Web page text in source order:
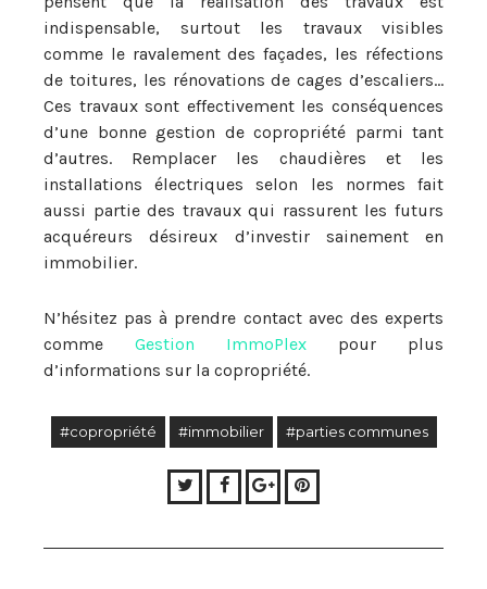
indispensable, surtout les travaux visibles
comme le ravalement des façades, les réfections
de toitures, les rénovations de cages d’escaliers…
Ces travaux sont effectivement les conséquences
d’une bonne gestion de copropriété parmi tant
d’autres. Remplacer les chaudières et les
installations électriques selon les normes fait
aussi partie des travaux qui rassurent les futurs
acquéreurs désireux d’investir sainement en
immobilier.
N’hésitez pas à prendre contact avec des experts
comme Gestion ImmoPlex pour plus
d’informations sur la copropriété.
#copropriété #immobilier #parties communes
TwitterFacebook
Google+Pinterest